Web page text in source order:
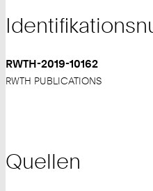
RWTH-2019-10162
RWTH PUBLICATIONS
Quellen